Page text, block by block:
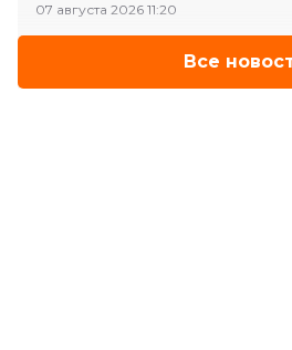
07 августа 2026 11:20
Все